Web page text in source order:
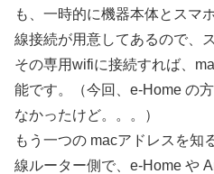
も、一時的に機器本体とスマ
線接続が用意してあるので、
その専用wifiに接続すれば、
能です。（今回、e-Home の
なかったけど。。。）
もう一つの macアドレスを知
線ルーター側で、e-Home や